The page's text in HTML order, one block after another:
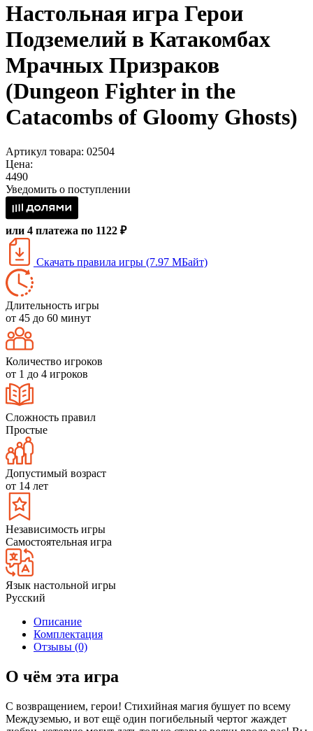
Настольная игра Герои
Подземелий в Катакомбах
Мрачных Призраков
(Dungeon Fighter in the
Catacombs of Gloomy Ghosts)
Артикул товара: 02504
Цена:
4490
Уведомить о поступлении
или 4 платежа по 1122 ₽
Скачать правила игры (7.97 МБайт)
Длительность игры
от 45 до 60 минут
Количество игроков
от 1 до 4 игроков
Сложность правил
Простые
Допустимый возраст
от 14 лет
Независимость игры
Самостоятельная игра
Язык настольной игры
Русский
Описание
Комплектация
Отзывы (0)
О чём эта игра
С возвращением, герои! Стихийная магия бушует по всему
Междуземью, и вот ещё один погибельный чертог жаждет